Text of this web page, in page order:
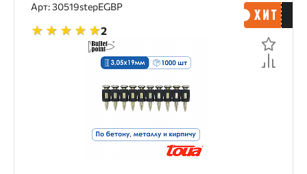
Арт: 30519stepEGBP
2